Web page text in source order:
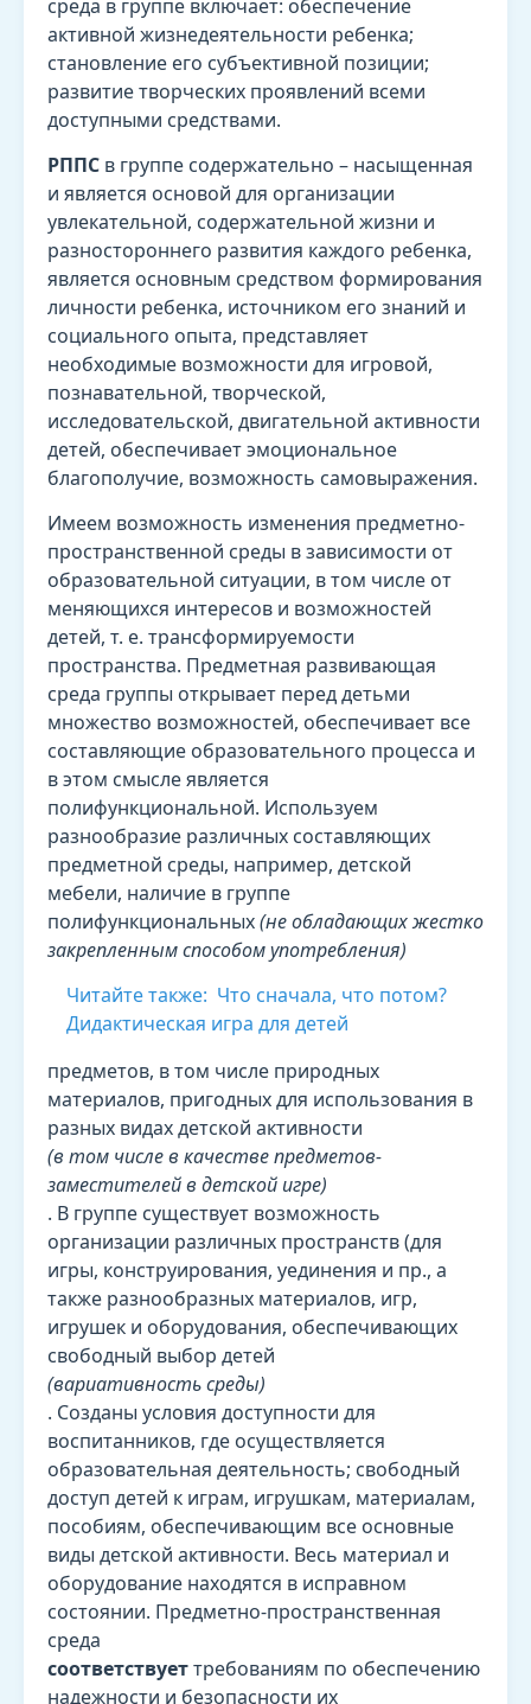
среда в группе включает: обеспечение
активной жизнедеятельности ребенка;
становление его субъективной позиции;
развитие творческих проявлений всеми
доступными средствами.
РППС в группе содержательно – насыщенная
и является основой для организации
увлекательной, содержательной жизни и
разностороннего развития каждого ребенка,
является основным средством формирования
личности ребенка, источником его знаний и
социального опыта, представляет
необходимые возможности для игровой,
познавательной, творческой,
исследовательской, двигательной активности
детей, обеспечивает эмоциональное
благополучие, возможность самовыражения.
Имеем возможность изменения предметно-
пространственной среды в зависимости от
образовательной ситуации, в том числе от
меняющихся интересов и возможностей
детей, т. е. трансформируемости
пространства. Предметная развивающая
среда группы открывает перед детьми
множество возможностей, обеспечивает все
составляющие образовательного процесса и
в этом смысле является
полифункциональной. Используем
разнообразие различных составляющих
предметной среды, например, детской
мебели, наличие в группе
полифункциональных(не обладающих жестко
закрепленным способом употребления)
Читайте также: Что сначала, что потом?
Дидактическая игра для детей
предметов, в том числе природных
материалов, пригодных для использования в
разных видах детской активности
(в том числе в качестве предметов-
заместителей в детской игре)
. В группе существует возможность
организации различных пространств (для
игры, конструирования, уединения и пр., а
также разнообразных материалов, игр,
игрушек и оборудования, обеспечивающих
свободный выбор детей
(вариативность среды)
. Созданы условия доступности для
воспитанников, где осуществляется
образовательная деятельность; свободный
доступ детей к играм, игрушкам, материалам,
пособиям, обеспечивающим все основные
виды детской активности. Весь материал и
оборудование находятся в исправном
состоянии. Предметно-пространственная
среда
соответствуеттребованиям по обеспечению
надежности и безопасности их